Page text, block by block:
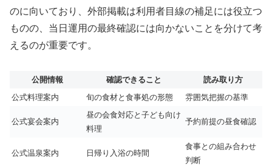
のに向いており、外部掲載は利用者目線の補足には役立つ
ものの、当日運用の最終確認には向かないことを分けて考
えるのが重要です。
公開情報 確認できること
読み取り方
公式料理案内
旬の食材と食事処の形態 雰囲気把握の基準
公式宴会案内
昼の会食対応と子ども向け
料理
予約前提の昼食確認
公式温泉案内 日帰り入浴の時間
食事との組み合わせ
判断